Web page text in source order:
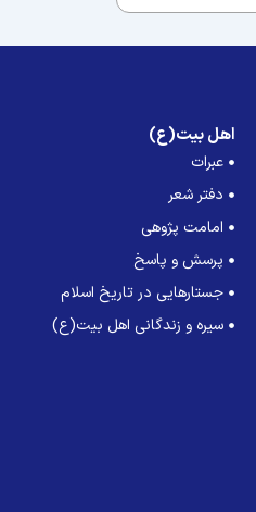
اهل بیت(ع)
عبرات
دفتر شعر
امامت پژوهی
پرسش و پاسخ
جستارهایی در تاریخ اسلام
سیره و زندگانی اهل بیت(ع)